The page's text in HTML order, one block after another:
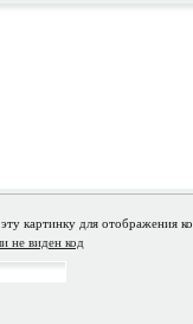
не виден код